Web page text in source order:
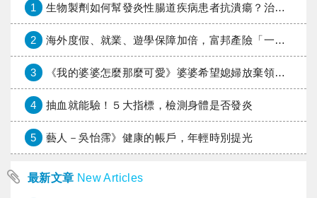
1 生物製劑如何幫發炎性腸道疾病患者抗潰瘍？治療進展與健保給付困境一次看
2 海外度假、就業、遊學保障加倍，富邦產險「一期逐夢」專案加碼遠距醫療與緊急救援
3 《我的婆婆怎麼那麼可愛》婆婆希望媳婦放棄領取已故兒子身故理賠金，可以這樣做嗎？
4 抽血就能驗！５大指標，檢測身體是否發炎
5 藝人－吳怡霈》健康的帳戶，年輕時別提光
最新文章 New Articles